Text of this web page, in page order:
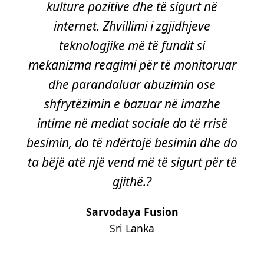
kulture pozitive dhe të sigurt në
internet. Zhvillimi i zgjidhjeve
teknologjike më të fundit si
mekanizma reagimi për të monitoruar
dhe parandaluar abuzimin ose
shfrytëzimin e bazuar në imazhe
intime në mediat sociale do të rrisë
besimin, do të ndërtojë besimin dhe do
ta bëjë atë një vend më të sigurt për të
gjithë.?
Sarvodaya Fusion
Sri Lanka